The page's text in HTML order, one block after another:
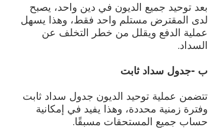
بعد توحيد جميع الديون في دين واحد، يصبح
لدى المقترض مستلم واحد فقط، وهذا يسهل
عملية الدفع ويقلل من خطر التخلف عن
السداد.
ب -جدول سداد ثابت
تتضمن عملية توحيد الديون جدول سداد ثابت
وفترة زمنية محددة، وهذا يفيد في إمكانية
حساب جميع المستحقات مسبقًا.